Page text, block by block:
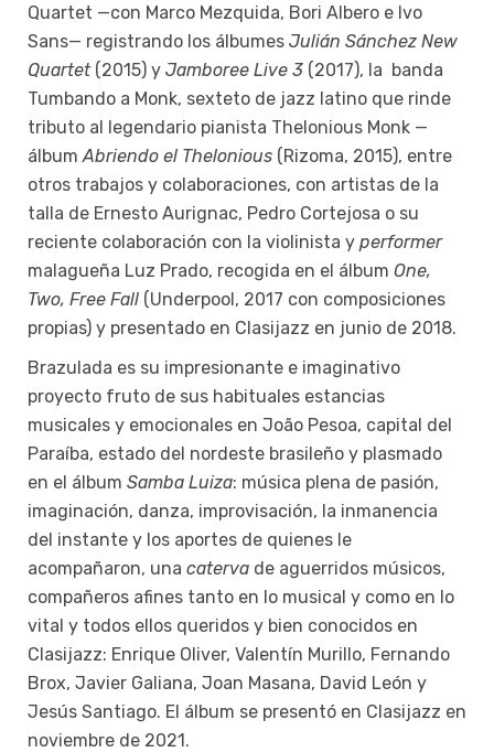
Quartet —con Marco Mezquida, Bori Albero e Ivo
Sans— registrando los álbumes Julián Sánchez New
Quartet(2015) y Jamboree Live 3 (2017), la banda
Tumbando a Monk, sexteto de jazz latino que rinde
tributo al legendario pianista Thelonious Monk —
álbum Abriendo el Thelonious (Rizoma, 2015), entre
otros trabajos y colaboraciones, con artistas de la
talla de Ernesto Aurignac, Pedro Cortejosa o su
reciente colaboración con la violinista y performer
malagueña Luz Prado, recogida en el álbum One,
Two, Free Fall (Underpool, 2017 con composiciones
propias) y presentado en Clasijazz en junio de 2018.
Brazulada es su impresionante e imaginativo
proyecto fruto de sus habituales estancias
musicales y emocionales en João Pesoa, capital del
Paraíba, estado del nordeste brasileño y plasmado
en el álbum Samba Luiza: música plena de pasión,
imaginación, danza, improvisación, la inmanencia
del instante y los aportes de quienes le
acompañaron, una caterva de aguerridos músicos,
compañeros afines tanto en lo musical y como en lo
vital y todos ellos queridos y bien conocidos en
Clasijazz: Enrique Oliver, Valentín Murillo, Fernando
Brox, Javier Galiana, Joan Masana, David León y
Jesús Santiago. El álbum se presentó en Clasijazz en
noviembre de 2021.